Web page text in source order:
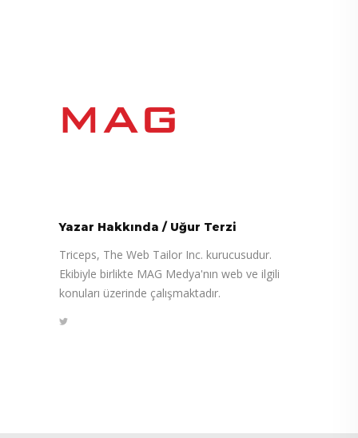
Yazar Hakkında / Uğur Terzi
Triceps, The Web Tailor Inc. kurucusudur.
Ekibiyle birlikte MAG Medya'nın web ve ilgili
konuları üzerinde çalışmaktadır.